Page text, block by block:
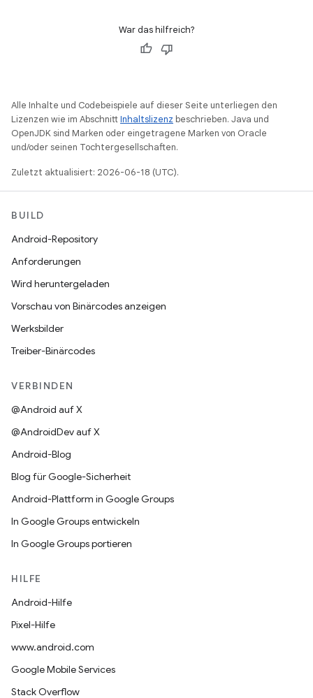
War das hilfreich?
Alle Inhalte und Codebeispiele auf dieser Seite unterliegen den
Lizenzen wie im AbschnittInhaltslizenz beschrieben. Java und
OpenJDK sind Marken oder eingetragene Marken von Oracle
und/oder seinen Tochtergesellschaften.
Zuletzt aktualisiert: 2026-06-18 (UTC).
BUILD
Android-Repository
Anforderungen
Wird heruntergeladen
Vorschau von Binärcodes anzeigen
Werksbilder
Treiber-Binärcodes
VERBINDEN
@Android auf X
@AndroidDev auf X
Android-Blog
Blog für Google-Sicherheit
Android-Plattform in Google Groups
In Google Groups entwickeln
In Google Groups portieren
HILFE
Android-Hilfe
Pixel-Hilfe
www.android.com
Google Mobile Services
Stack Overflow